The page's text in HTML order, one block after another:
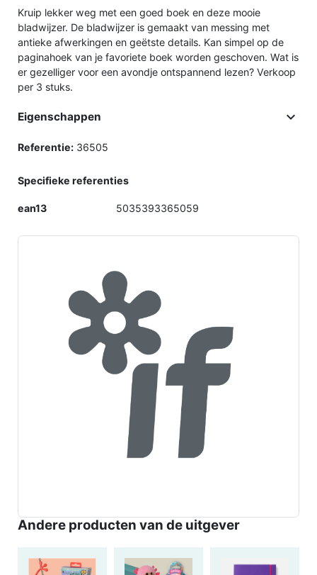
Kruip lekker weg met een goed boek en deze mooie
bladwijzer. De bladwijzer is gemaakt van messing met
antieke afwerkingen en geëtste details. Kan simpel op de
paginahoek van je favoriete boek worden geschoven. Wat is
er gezelliger voor een avondje ontspannend lezen? Verkoop
per 3 stuks.
Eigenschappen 
Referentie: 36505
Specifieke referenties
ean13 5035393365059
Andere producten van de uitgever